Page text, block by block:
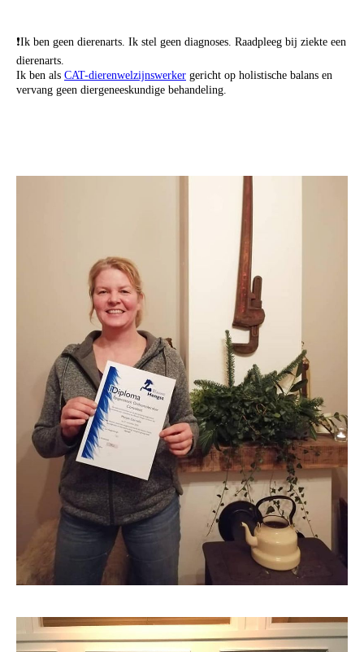
❗️Ik ben geen dierenarts. Ik stel geen diagnoses. Raadpleeg bij ziekte een
dierenarts.
Ik ben als CAT-dierenwelzijnswerker gericht op holistische balans en
vervang geen diergeneeskundige behandeling.